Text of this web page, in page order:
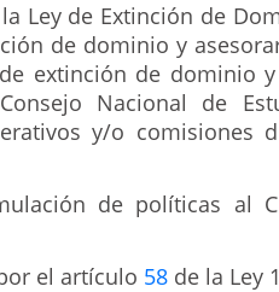
Ley de Extinción de
de dominio y
extinción de dominio
Nacional de
y/o comisiones
de políticas al
el artículo 58 de la Ley